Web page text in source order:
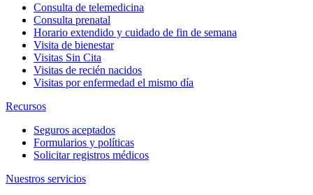
Consulta de telemedicina
Consulta prenatal
Horario extendido y cuidado de fin de semana
Visita de bienestar
Visitas Sin Cita
Visitas de recién nacidos
Visitas por enfermedad el mismo día
Recursos
Seguros aceptados
Formularios y políticas
Solicitar registros médicos
Nuestros servicios